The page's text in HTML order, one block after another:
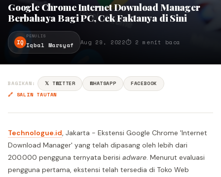
Google Chrome Internet Download Manager
Berbahaya Bagi PC, Cek Faktanya di Sini
IQ
PENULIS
Iqbal Marsyaf Aug 29, 2022⏱ 2 menit baca
BAGIKAN: 𝕏 TWITTER WHATSAPP
FACEBOOK
🔗 SALIN TAUTAN
Technologue.id, Jakarta - Ekstensi Google Chrome 'Internet
Download Manager' yang telah dipasang oleh lebih dari
200.000 pengguna ternyata berisi adware. Menurut evaluasi
pengguna pertama, ekstensi telah tersedia di Toko Web